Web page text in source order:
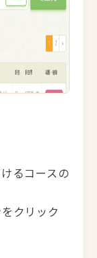
るコースの
クリック